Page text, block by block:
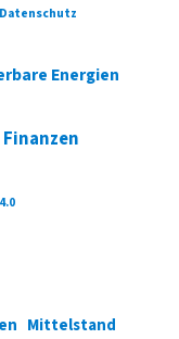
Datenschutz
Energien
Finanzen
Mittelstand